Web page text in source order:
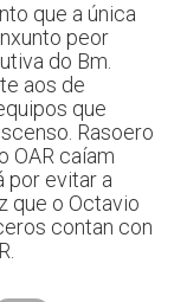
que a única
peor
do Bm.
aos de
que
Rasoero
OAR caíam
por evitar a
que o Octavio
contan con